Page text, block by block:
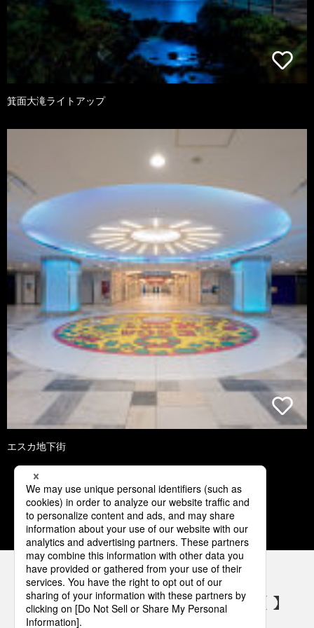
箕面大滝ライトアップ
エスカ地下街
2 3 4 5 6
パナソニックの電気設備 SNSアカウント